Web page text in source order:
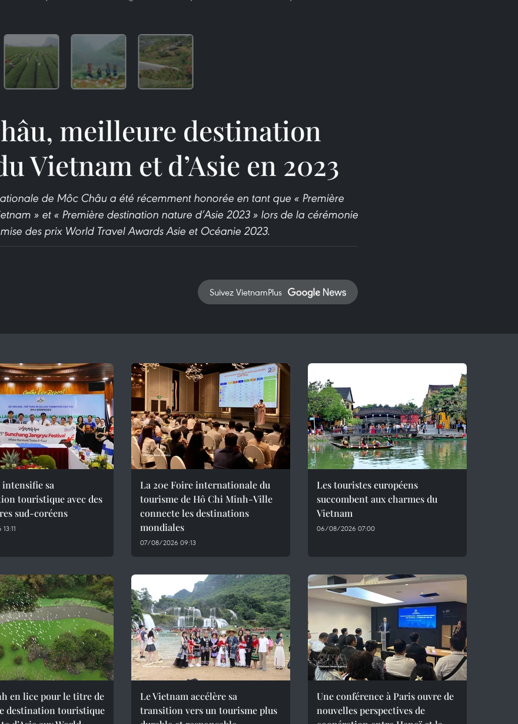
meilleure destination
Vietnam et d’Asie en 2023
de Môc Châu a été récemment honorée en tant que « Première
» et « Première destination nature d’Asie 2023 » lors de la cérémonie
des prix World Travel Awards Asie et Océanie 2023.
Suivez VietnamPlus
intensifie sa
touristique avec des
sud-coréens
La 20e Foire internationale du
tourisme de Hô Chi Minh-Ville
connecte les destinations
mondiales
07/08/2026 09:13
Les touristes européens
succombent aux charmes du
Vietnam
06/08/2026 07:00
en lice pour le titre de
destination touristique
Le Vietnam accélère sa
transition vers un tourisme plus
Une conférence à Paris ouvre de
nouvelles perspectives de